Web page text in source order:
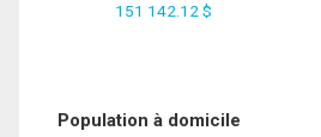
151 142.12 $
Population à domicile